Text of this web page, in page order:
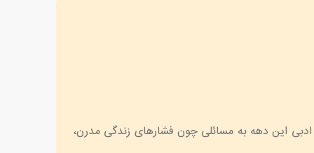
این دهه به مسائلی چون فشارهای زندگی مدرن،